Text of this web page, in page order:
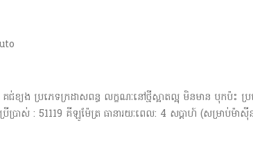
ជ់ខ្យង ប្រភេទក្រដាសពន្ធ លក្ខណៈនៅថ្មីស្អាតលុ្អ មិនមាន បុកប៉ះ
ប្រាស់ : 51119 គីឡូម៉ែត្រ ធានារយៈពេល: 4 សប្តាហ៍ (សម្រាប់ម៉